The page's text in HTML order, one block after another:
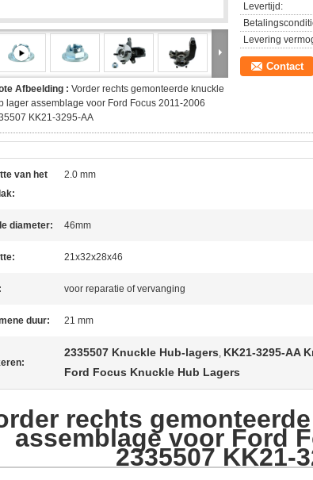
Afbeelding : Vorder rechts gemonteerde knuckle
lager assemblage voor Ford Focus 2011-2006
KK21-3295-AA
Levertijd:
Levering
Contact
van het
2.0 mm
diameter: 46mm
21x32x28x46
voor reparatie of vervanging
duur: 21 mm
2335507 Knuckle Hub-lagers, KK21-3295-AA
Ford Focus Knuckle Hub Lagers
rechts
assemblage voor Ford
2335507 KK21-